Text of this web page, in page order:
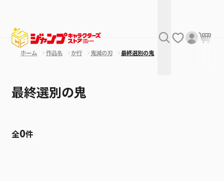
ホーム 作品名 か行 鬼滅の刃 最終選別の鬼
最終選別の鬼
全0件